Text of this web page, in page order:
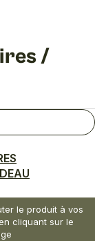
/
le produit à vos
cliquant sur le